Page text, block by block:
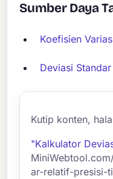
Sumber Daya
Koefisien
Deviasi
Kutip konten,
"Kalkulator
ar-relatif-presisi-